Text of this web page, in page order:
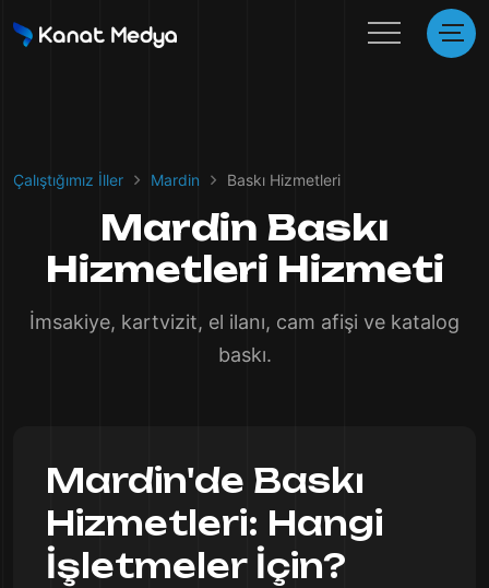
Çalıştığımız İller Mardin Baskı Hizmetleri
Mardin Baskı
Hizmetleri Hizmeti
İmsakiye, kartvizit, el ilanı, cam afişi ve katalog
baskı.
Mardin'de Baskı
Hizmetleri: Hangi
İşletmeler İçin?